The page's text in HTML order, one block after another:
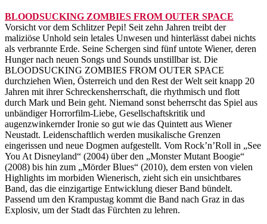
BLOODSUCKING ZOMBIES FROM OUTER SPACE
Vorsicht vor dem Schlitzer Pepi! Seit zehn Jahren treibt der
maliziöse Unhold sein letales Unwesen und hinterlässt dabei nichts
als verbrannte Erde. Seine Schergen sind fünf untote Wiener, deren
Hunger nach neuen Songs und Sounds unstillbar ist. Die
BLOODSUCKING ZOMBIES FROM OUTER SPACE
durchziehen Wien, Österreich und den Rest der Welt seit knapp 20
Jahren mit ihrer Schreckensherrschaft, die rhythmisch und flott
durch Mark und Bein geht. Niemand sonst beherrscht das Spiel aus
unbändiger Horrorfilm-Liebe, Gesellschaftskritik und
augenzwinkernder Ironie so gut wie das Quintett aus Wiener
Neustadt. Leidenschaftlich werden musikalische Grenzen
eingerissen und neue Dogmen aufgestellt. Vom Rock’n’Roll in „See
You At Disneyland“ (2004) über den „Monster Mutant Boogie“
(2008) bis hin zum „Mörder Blues“ (2010), dem ersten von vielen
Highlights im morbiden Wienerisch, zieht sich ein unsichtbares
Band, das die einzigartige Entwicklung dieser Band bündelt.
Passend um den Krampustag kommt die Band nach Graz in das
Explosiv, um der Stadt das Fürchten zu lehren.